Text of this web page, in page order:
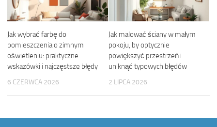
Jak wybrać farbę do
pomieszczenia o zimnym
oświetleniu: praktyczne
wskazówki i najczęstsze błędy
6 CZERWCA 2026
Jak malować ściany w małym
pokoju, by optycznie
powiększyć przestrzeń i
uniknąć typowych błędów
2 LIPCA 2026